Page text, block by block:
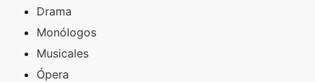
Drama
Monólogos
Musicales
Ópera